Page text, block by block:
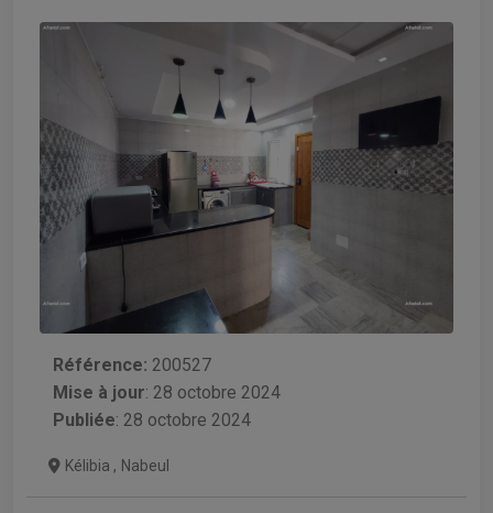
Référence: 200527
Mise à jour: 28 octobre 2024
Publiée: 28 octobre 2024
Kélibia , Nabeul